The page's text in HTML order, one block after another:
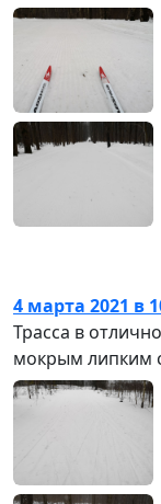
4 марта 2021 в
Трасса в
мокрым липким